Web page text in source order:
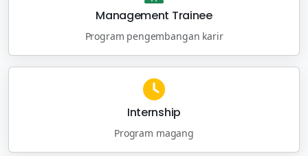
Management Trainee
Program pengembangan karir
Internship
Program magang